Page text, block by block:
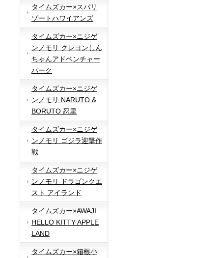
タイムズカー×スパリ
ゾートハワイアンズ
タイムズカー×ニジゲ
ンノモリ クレヨンしん
ちゃんアドベンチャー
パーク
タイムズカー×ニジゲ
ンノモリ NARUTO &
BORUTO 忍里
タイムズカー×ニジゲ
ンノモリ ゴジラ迎撃作
戦
タイムズカー×ニジゲ
ンノモリ ドラゴンクエ
スト アイランド
タイムズカー×AWAJI
HELLO KITTY APPLE
LAND
タイムズカー×箱根小